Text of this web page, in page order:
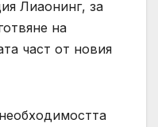
Лиаонинг, за
на
част от новия